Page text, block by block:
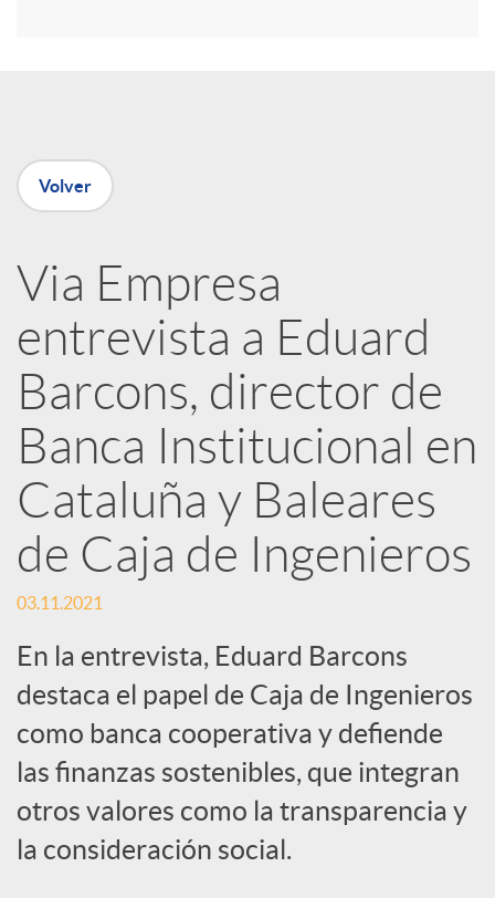
n
e
d
e
s
S
o
c
i
a
Volver
Via Empresa
entrevista a Eduard
Barcons, director de
Banca Institucional en
Cataluña y Baleares
de Caja de Ingenieros
03.11.2021
En la entrevista, Eduard Barcons
destaca el papel de Caja de Ingenieros
como banca cooperativa y defiende
las finanzas sostenibles, que integran
otros valores como la transparencia y
la consideración social.